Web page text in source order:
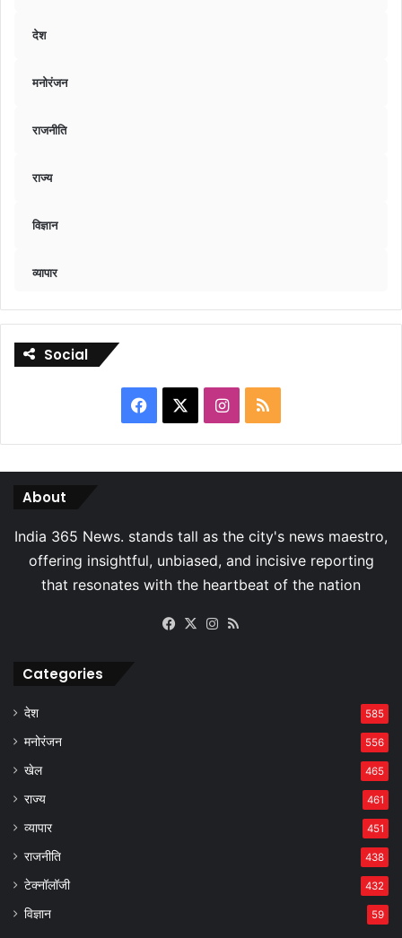
देश
मनोरंजन
राजनीति
राज्य
विज्ञान
व्यापार
Social
Facebook Instagram
RSS
About
Facebook
X Instagram
Categories
देश 585
मनोरंजन 556
खेल 465
राज्य 461
व्यापार 451
राजनीति 438
टेक्नॉलॉजी 432
विज्ञान 59